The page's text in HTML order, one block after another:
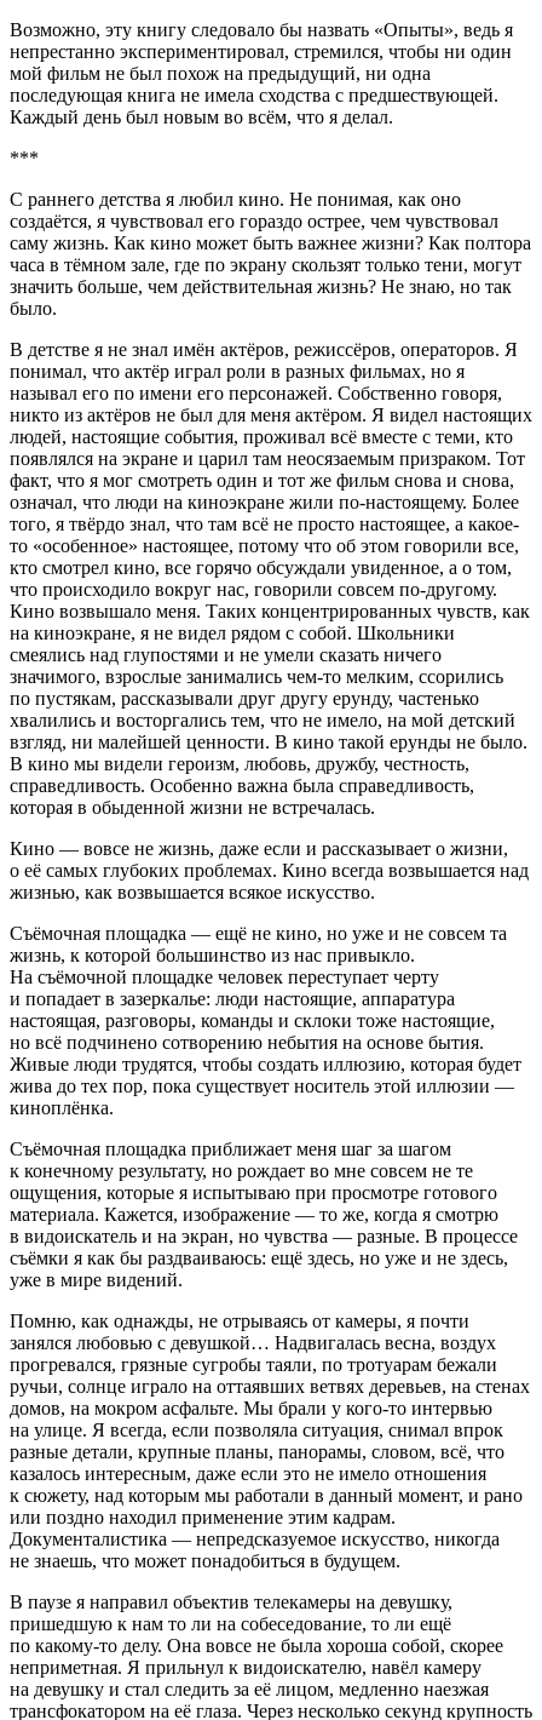
Возможно, эту книгу следовало бы назвать «Опыты», ведь я
непрестанно экспериментировал, стремился, чтобы ни один
мой фильм не был похож на предыдущий, ни одна
последующая книга не имела сходства с предшествующей.
Каждый день был новым во всём, что я делал.
***
С раннего детства я любил кино. Не понимая, как оно
создаётся, я чувствовал его гораздо острее, чем чувствовал
саму жизнь. Как кино может быть важнее жизни? Как полтора
часа в тёмном зале, где по экрану скользят только тени, могут
значить больше, чем действительная жизнь? Не знаю, но так
было.
В детстве я не знал имён актёров, режиссёров, операторов. Я
понимал, что актёр играл роли в разных фильмах, но я
называл его по имени его персонажей. Собственно говоря,
никто из актёров не был для меня актёром. Я видел настоящих
людей, настоящие события, проживал всё вместе с теми, кто
появлялся на экране и царил там неосязаемым призраком. Тот
факт, что я мог смотреть один и тот же фильм снова и снова,
означал, что люди на киноэкране жили по-настоящему. Более
того, я твёрдо знал, что там всё не просто настоящее, а какое-
то «особенное» настоящее, потому что об этом говорили все,
кто смотрел кино, все горячо обсуждали увиденное, а о том,
что происходило вокруг нас, говорили совсем по-другому.
Кино возвышало меня. Таких концентрированных чувств, как
на киноэкране, я не видел рядом с собой. Школьники
смеялись над глупостями и не умели сказать ничего
значимого, взрослые занимались чем-то мелким, ссорились
по пустякам, рассказывали друг другу ерунду, частенько
хвалились и восторгались тем, что не имело, на мой детский
взгляд, ни малейшей ценности. В кино такой ерунды не было.
В кино мы видели героизм, любовь, дружбу, честность,
справедливость. Особенно важна была справедливость,
которая в обыденной жизни не встречалась.
Кино — вовсе не жизнь, даже если и рассказывает о жизни,
о её самых глубоких проблемах. Кино всегда возвышается над
жизнью, как возвышается всякое искусство.
Съёмочная площадка — ещё не кино, но уже и не совсем та
жизнь, к которой большинство из нас привыкло.
На съёмочной площадке человек переступает черту
и попадает в зазеркалье: люди настоящие, аппаратура
настоящая, разговоры, команды и склоки тоже настоящие,
но всё подчинено сотворению небытия на основе бытия.
Живые люди трудятся, чтобы создать иллюзию, которая будет
жива до тех пор, пока существует носитель этой иллюзии —
киноплёнка.
Съёмочная площадка приближает меня шаг за шагом
к конечному результату, но рождает во мне совсем не те
ощущения, которые я испытываю при просмотре готового
материала. Кажется, изображение — то же, когда я смотрю
в видоискатель и на экран, но чувства — разные. В процессе
съёмки я как бы раздваиваюсь: ещё здесь, но уже и не здесь,
уже в мире видений.
Помню, как однажды, не отрываясь от камеры, я почти
занялся любовью с девушкой… Надвигалась весна, воздух
прогревался, грязные сугробы таяли, по тротуарам бежали
ручьи, солнце играло на оттаявших ветвях деревьев, на стенах
домов, на мокром асфальте. Мы брали у кого-то интервью
на улице. Я всегда, если позволяла ситуация, снимал впрок
разные детали, крупные планы, панорамы, словом, всё, что
казалось интересным, даже если это не имело отношения
к сюжету, над которым мы работали в данный момент, и рано
или поздно находил применение этим кадрам.
Документалистика — непредсказуемое искусство, никогда
не знаешь, что может понадобиться в будущем.
В паузе я направил объектив телекамеры на девушку,
пришедшую к нам то ли на собеседование, то ли ещё
по какому-то делу. Она вовсе не была хороша собой, скорее
неприметная. Я прильнул к видоискателю, навёл камеру
на девушку и стал следить за её лицом, медленно наезжая
трансфокатором на её глаза. Через несколько секунд крупность